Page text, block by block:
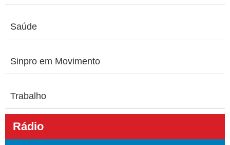
Saúde
Sinpro em Movimento
Trabalho
Rádio